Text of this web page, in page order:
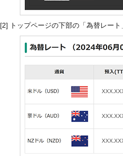
[2] トップページの下部の「為替レー